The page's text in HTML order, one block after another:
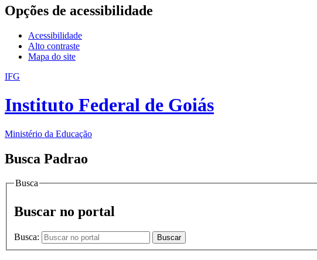
Opções de acessibilidade
Acessibilidade
Alto contraste
Mapa do site
IFG
Instituto Federal de Goiás
Ministério da Educação
Busca Padrao
Busca
Buscar no portal
Busca: Buscar